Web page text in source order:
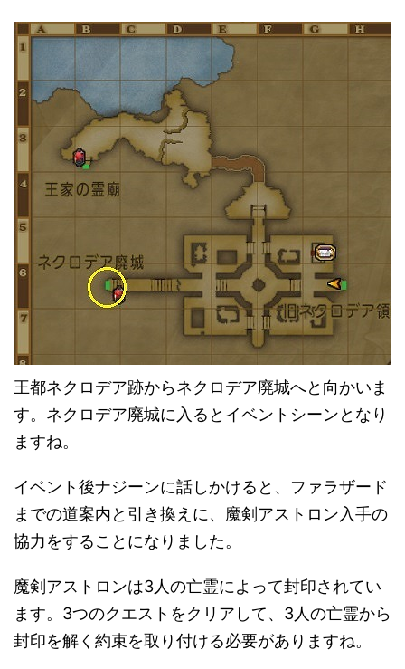
王都ネクロデア跡からネクロデア廃城へと向かいま
す。ネクロデア廃城に入るとイベントシーンとなり
ますね。
イベント後ナジーンに話しかけると、ファラザード
までの道案内と引き換えに、魔剣アストロン入手の
協力をすることになりました。
魔剣アストロンは3人の亡霊によって封印されてい
ます。3つのクエストをクリアして、3人の亡霊から
封印を解く約束を取り付ける必要がありますね。